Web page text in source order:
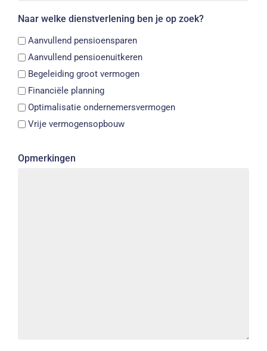
Naar welke dienstverlening ben je op zoek?
Aanvullend pensioensparen
Aanvullend pensioenuitkeren
Begeleiding groot vermogen
Financiële planning
Optimalisatie ondernemersvermogen
Vrije vermogensopbouw
Opmerkingen